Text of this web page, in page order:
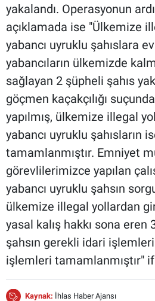
yakalandı. Operasyonun
açıklamada ise "Ülkemize
yabancı uyruklu şahıslara
yabancıların ülkemizde
sağlayan 2 şüpheli şahıs
göçmen kaçakçılığı
yapılmış, ülkemize illegal
yabancı uyruklu şahısların
tamamlanmıştır. Emniyet
görevlilerimizce yapılan
yabancı uyruklu şahsın
ülkemize illegal yollardan
yasal kalış hakkı sona eren
şahsın gerekli idari işlemleri
işlemleri tamamlanmıştır"
Kaynak: İhlas Haber Ajansı